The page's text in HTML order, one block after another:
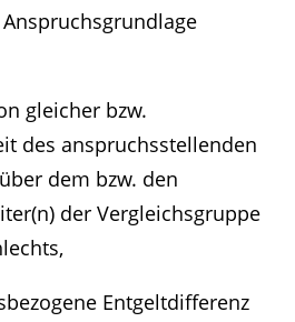
gleicher bzw.
des anspruchsstellenden
dem bzw. den
der Vergleichsgruppe
Entgeltdifferenz